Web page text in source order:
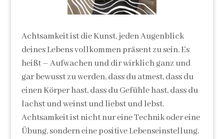
Achtsamkeit ist die Kunst, jeden Augenblick
deines Lebens vollkommen präsent zu sein. Es
heißt – Aufwachen und dir wirklich ganz und
gar bewusst zu werden, dass du atmest, dass du
einen Körper hast, dass du Gefühle hast, dass du
lachst und weinst und liebst und lebst.
Achtsamkeit ist nicht nur eine Technik oder eine
Übung, sondern eine positive Lebenseinstellung.